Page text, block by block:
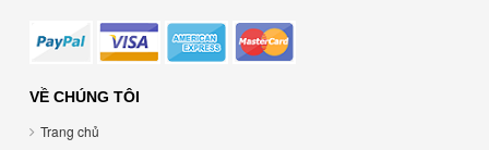
VỀ CHÚNG TÔI
Trang chủ